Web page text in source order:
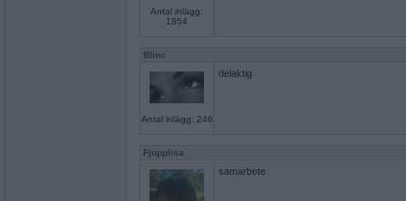
Antal inlägg:
1854
Blinc
Antal inlägg: 246
delaktig
Fjupplisa
samarbete